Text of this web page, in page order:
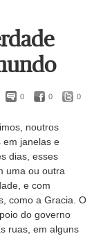
0 0 0
noutros
em janelas e
dias, esses
uma ou outra
e com
como a Gracia. O
do governo
ruas, em alguns